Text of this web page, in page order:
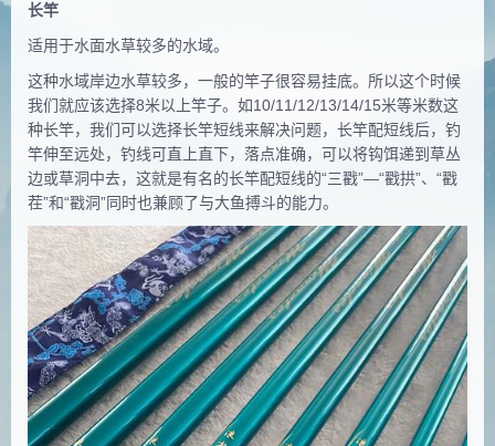
长竿
适用于水面水草较多的水域。
这种水域岸边水草较多，一般的竿子很容易挂底。所以这个时候
我们就应该选择8米以上竿子。如10/11/12/13/14/15米等米数这
种长竿，我们可以选择长竿短线来解决问题，长竿配短线后，钓
竿伸至远处，钓线可直上直下，落点准确，可以将钩饵递到草丛
边或草洞中去，这就是有名的长竿配短线的“三戳”—“戳拱”、“戳
茬”和“戳洞”同时也兼顾了与大鱼搏斗的能力。